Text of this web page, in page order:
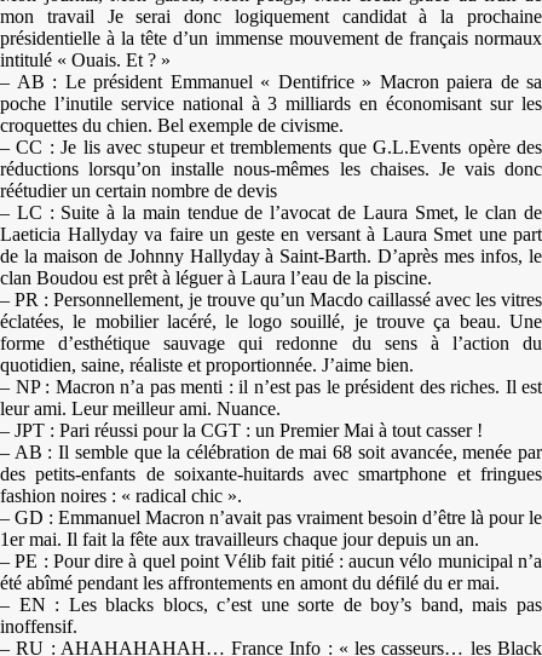
mon travail Je serai donc logiquement candidat à la prochaine
présidentielle à la tête d’un immense mouvement de français normaux
intitulé « Ouais. Et ? »
– AB : Le président Emmanuel « Dentifrice » Macron paiera de sa
poche l’inutile service national à 3 milliards en économisant sur les
croquettes du chien. Bel exemple de civisme.
– CC : Je lis avec stupeur et tremblements que G.L.Events opère des
réductions lorsqu’on installe nous-mêmes les chaises. Je vais donc
réétudier un certain nombre de devis
– LC : Suite à la main tendue de l’avocat de Laura Smet, le clan de
Laeticia Hallyday va faire un geste en versant à Laura Smet une part
de la maison de Johnny Hallyday à Saint-Barth. D’après mes infos, le
clan Boudou est prêt à léguer à Laura l’eau de la piscine.
– PR : Personnellement, je trouve qu’un Macdo caillassé avec les vitres
éclatées, le mobilier lacéré, le logo souillé, je trouve ça beau. Une
forme d’esthétique sauvage qui redonne du sens à l’action du
quotidien, saine, réaliste et proportionnée. J’aime bien.
– NP : Macron n’a pas menti : il n’est pas le président des riches. Il est
leur ami. Leur meilleur ami. Nuance.
– JPT : Pari réussi pour la CGT : un Premier Mai à tout casser !
– AB : Il semble que la célébration de mai 68 soit avancée, menée par
des petits-enfants de soixante-huitards avec smartphone et fringues
fashion noires : « radical chic ».
– GD : Emmanuel Macron n’avait pas vraiment besoin d’être là pour le
1er mai. Il fait la fête aux travailleurs chaque jour depuis un an.
– PE : Pour dire à quel point Vélib fait pitié : aucun vélo municipal n’a
été abîmé pendant les affrontements en amont du défilé du er mai.
– EN : Les blacks blocs, c’est une sorte de boy’s band, mais pas
inoffensif.
– RU : AHAHAHAHAH… France Info : « les casseurs… les Black